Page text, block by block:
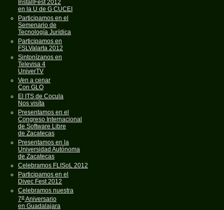
InstallFest 2012
en la U de G CUCEI
Participamos en el
Semenario de
Tecnología Jurídica
Participamos en
FSLValarta 2012
Sintonízanos en
Televisa 4
UniverTV
Ven a cenar
Con GLO
El ITS de Cocula
Nos visíta
Presentamos en el
Congreso Internacional
de Software Libre
de Zacatecas
Presentamos en la
Universidad Autónoma
de Zacatecas
Celebramos FLISoL 2012
Participamos en el
Divec Fest 2012
Celebramos nuestra
7oAniversario
en Guadalajara